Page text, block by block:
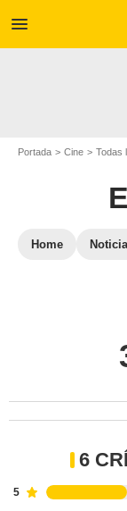
menu
Portada Cine Todas
Home
6
5